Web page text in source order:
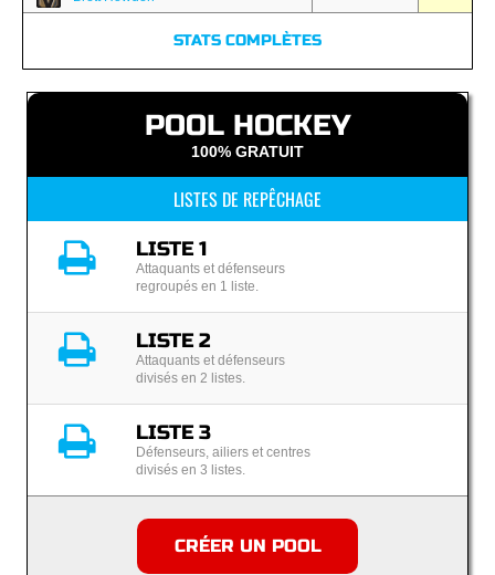
STATS COMPLÈTES
POOL HOCKEY
100% GRATUIT
LISTES DE REPÊCHAGE
LISTE 1
Attaquants et défenseurs
regroupés en 1 liste.
LISTE 2
Attaquants et défenseurs
divisés en 2 listes.
LISTE 3
Défenseurs, ailiers et centres
divisés en 3 listes.
CRÉER UN POOL